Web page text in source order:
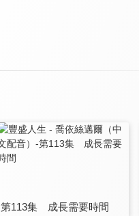
第113集 成長需要時間